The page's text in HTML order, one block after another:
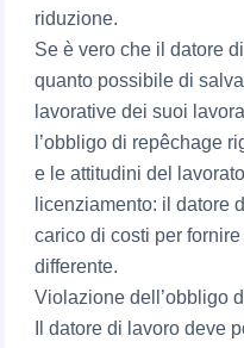
riduzione.
Se è vero che il datore
quanto possibile di
lavorative dei suoi
l’obbligo di repêchage
e le attitudini del
licenziamento: il datore
carico di costi per
differente.
Violazione dell’obbligo
Il datore di lavoro deve